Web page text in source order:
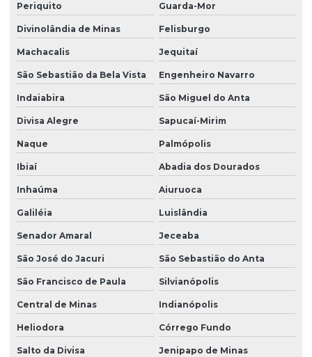
Periquito Guarda-Mor
Divinolândia de Minas Felisburgo
Machacalis Jequitaí
São Sebastião da Bela Vista Engenheiro Navarro
Indaiabira São Miguel do Anta
Divisa Alegre Sapucaí-Mirim
Naque Palmópolis
Ibiaí Abadia dos Dourados
Inhaúma Aiuruoca
Galiléia Luislândia
Senador Amaral Jeceaba
São José do Jacuri São Sebastião do Anta
São Francisco de Paula Silvianópolis
Central de Minas Indianópolis
Heliodora Córrego Fundo
Salto da Divisa Jenipapo de Minas